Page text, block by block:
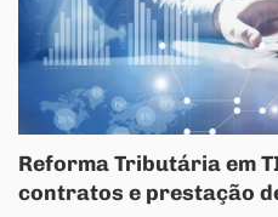
Reforma Tributária em
contratos e prestação